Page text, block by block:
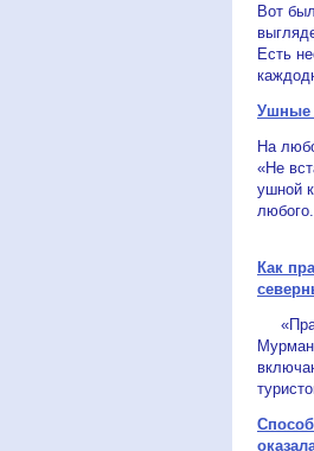
Вот
Есть
Ушные
На
«Не
ушной
Как